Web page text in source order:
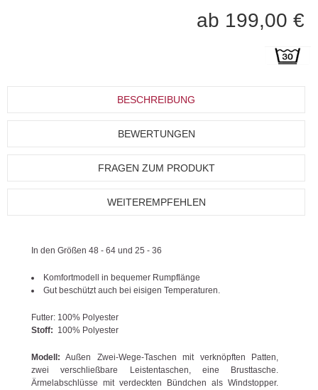
ab 199,00 €
BESCHREIBUNG
BEWERTUNGEN
FRAGEN ZUM PRODUKT
WEITEREMPFEHLEN
In den Größen 48 - 64 und 25 - 36
Komfortmodell in bequemer Rumpflänge
Gut beschützt auch bei eisigen Temperaturen.
Futter: 100% Polyester
Stoff: 100% Polyester
Modell: Außen Zwei-Wege-Taschen mit verknöpften Patten,
zwei verschließbare Leistentaschen, eine Brusttasche.
Ärmelabschlüsse mit verdeckten Bündchen als Windstopper.